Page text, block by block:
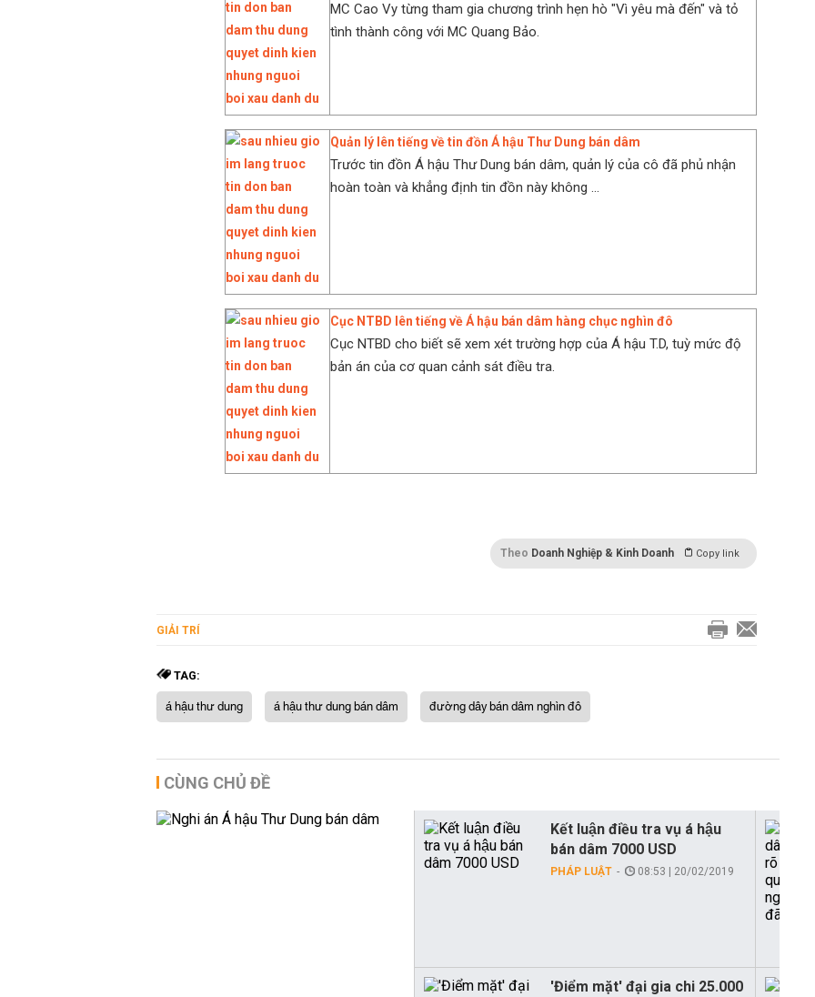
MC Cao Vy từng tham gia chương trình hẹn hò "Vì yêu mà đến" và tỏ
tình thành công với MC Quang Bảo.
Quản lý lên tiếng về tin đồn Á hậu Thư Dung bán dâm
Trước tin đồn Á hậu Thư Dung bán dâm, quản lý của cô đã phủ nhận
hoàn toàn và khẳng định tin đồn này không ...
Cục NTBD lên tiếng về Á hậu bán dâm hàng chục nghìn đô
Cục NTBD cho biết sẽ xem xét trường hợp của Á hậu T.D, tuỳ mức độ
bản án của cơ quan cảnh sát điều tra.
Theo Doanh Nghiệp & Kinh Doanh Copy link
GIẢI TRÍ
TAG:
á hậu thư dung á hậu thư dung bán dâm đường dây bán dâm nghìn đô
CÙNG CHỦ ĐỀ
Kết luận điều tra vụ á hậu
bán dâm 7000 USD
PHÁP LUẬT 08:53 | 20/02/2019
'Điểm mặt' đại gia chi 25.000